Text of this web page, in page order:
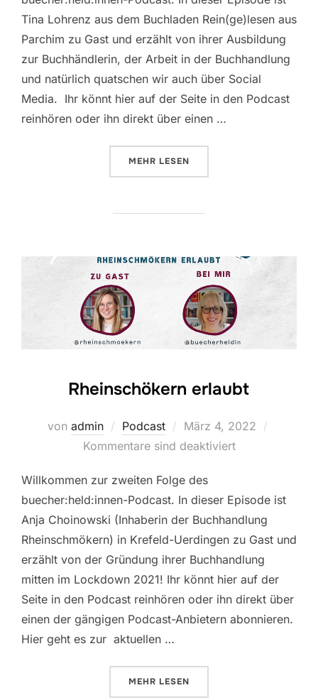
Tina Lohrenz aus dem Buchladen Rein(ge)lesen aus
Parchim zu Gast und erzählt von ihrer Ausbildung
zur Buchhändlerin, der Arbeit in der Buchhandlung
und natürlich quatschen wir auch über Social
Media. Ihr könnt hier auf der Seite in den Podcast
reinhören oder ihn direkt über einen …
MEHR ÜBER „REINGELSEN – IN DER
LESEN
Rheinschökern erlaubt
von admin Podcast
Veröffentlicht
am
März 4, 2022
Kommentare sind deaktiviert
Willkommen zur zweiten Folge des
buecher:held:innen-Podcast. In dieser Episode ist
Anja Choinowski (Inhaberin der Buchhandlung
Rheinschmökern) in Krefeld-Uerdingen zu Gast und
erzählt von der Gründung ihrer Buchhandlung
mitten im Lockdown 2021! Ihr könnt hier auf der
Seite in den Podcast reinhören oder ihn direkt über
einen der gängigen Podcast-Anbietern abonnieren.
Hier geht es zur aktuellen …
MEHR ÜBER „RHEINSCHÖKERN
LESEN